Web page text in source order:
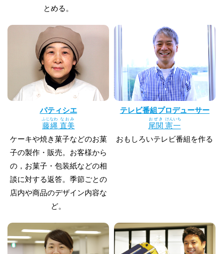
とめる。
パティシエ
藤縄
ふじなわ
直美
なおみ
ケーキや焼き菓子などのお菓
子の製作・販売。お客様から
の，お菓子・包装紙などの相
談に対する返答。季節ごとの
店内や商品のデザイン内容な
ど。
テレビ番組プロデューサー
尾関
おぜき
憲一
けんいち
おもしろいテレビ番組を作る